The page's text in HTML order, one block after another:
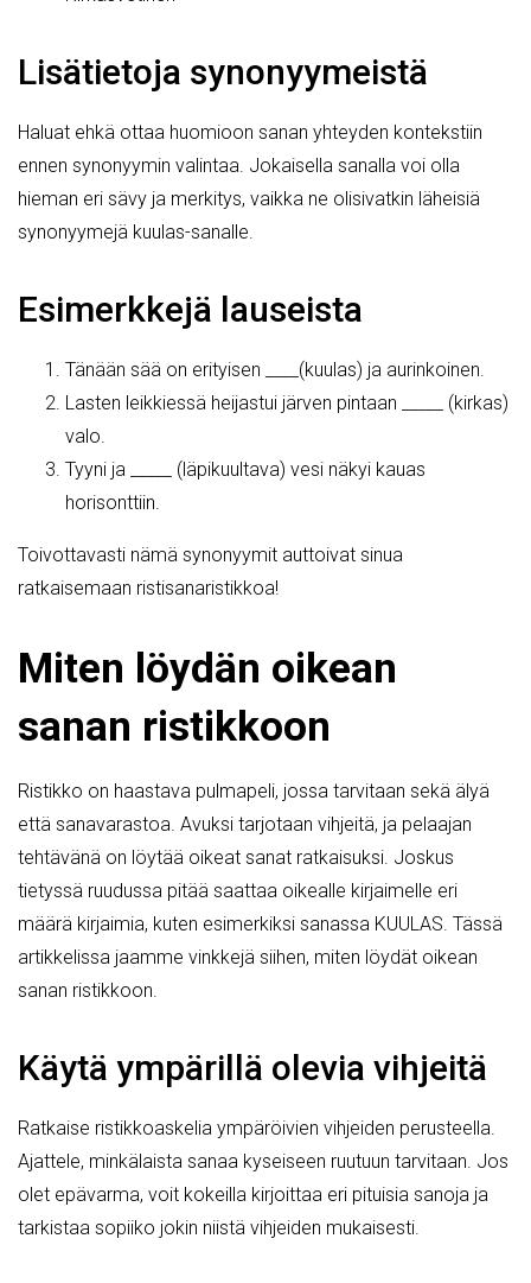
Lisätietoja synonyymeistä
Haluat ehkä ottaa huomioon sanan yhteyden kontekstiin
ennen synonyymin valintaa. Jokaisella sanalla voi olla
hieman eri sävy ja merkitys, vaikka ne olisivatkin läheisiä
synonyymejä kuulas-sanalle.
Esimerkkejä lauseista
Tänään sää on erityisen ____(kuulas) ja aurinkoinen.
Lasten leikkiessä heijastui järven pintaan _____ (kirkas)
valo.
Tyyni ja _____ (läpikuultava) vesi näkyi kauas
horisonttiin.
Toivottavasti nämä synonyymit auttoivat sinua
ratkaisemaan ristisanaristikkoa!
Miten löydän oikean
sanan ristikkoon
Ristikko on haastava pulmapeli, jossa tarvitaan sekä älyä
että sanavarastoa. Avuksi tarjotaan vihjeitä, ja pelaajan
tehtävänä on löytää oikeat sanat ratkaisuksi. Joskus
tietyssä ruudussa pitää saattaa oikealle kirjaimelle eri
määrä kirjaimia, kuten esimerkiksi sanassa KUULAS. Tässä
artikkelissa jaamme vinkkejä siihen, miten löydät oikean
sanan ristikkoon.
Käytä ympärillä olevia vihjeitä
Ratkaise ristikkoaskelia ympäröivien vihjeiden perusteella.
Ajattele, minkälaista sanaa kyseiseen ruutuun tarvitaan. Jos
olet epävarma, voit kokeilla kirjoittaa eri pituisia sanoja ja
tarkistaa sopiiko jokin niistä vihjeiden mukaisesti.